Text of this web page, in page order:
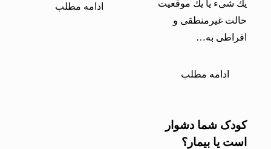
یك شیء یا یك موقعیت
حالت غیرمنطقی و
افراطی به…
ادامه مطلب
ادامه مطلب
کودک شما دشوار
است یا بیمار؟